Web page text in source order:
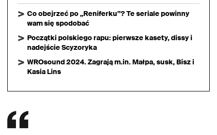
Co obejrzeć po „Reniferku”? Te seriale powinny
wam się spodobać
Początki polskiego rapu: pierwsze kasety, dissy i
nadejście Scyzoryka
WROsound 2024. Zagrają m.in. Małpa, susk, Bisz i
Kasia Lins